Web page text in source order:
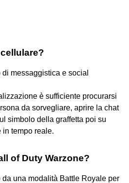
messaggistica e social
è sufficiente procurarsi
da sorvegliare, aprire la chat
simbolo della graffetta poi su
in tempo reale.
of Duty Warzone?
da una modalità Battle Royale per